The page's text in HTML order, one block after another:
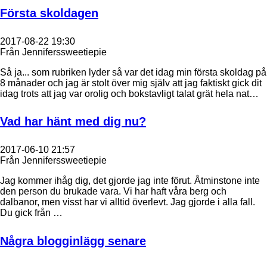
Första skoldagen
2017-08-22 19:30
Från Jenniferssweetiepie
Så ja... som rubriken lyder så var det idag min första skoldag på
8 månader och jag är stolt över mig själv att jag faktiskt gick dit
idag trots att jag var orolig och bokstavligt talat grät hela nat…
Vad har hänt med dig nu?
2017-06-10 21:57
Från Jenniferssweetiepie
Jag kommer ihåg dig, det gjorde jag inte förut. Åtminstone inte
den person du brukade vara. Vi har haft våra berg och
dalbanor, men visst har vi alltid överlevt. Jag gjorde i alla fall.
Du gick från …
Några blogginlägg senare